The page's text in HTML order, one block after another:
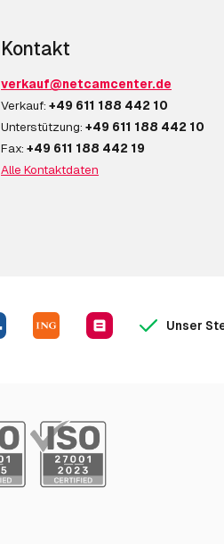
Kontakt
verkauf@netcamcenter.de
Verkauf: +49 611 188 442 10
Unterstützung: +49 611 188 442 10
Fax: +49 611 188 442 19
Alle Kontaktdaten
Unser